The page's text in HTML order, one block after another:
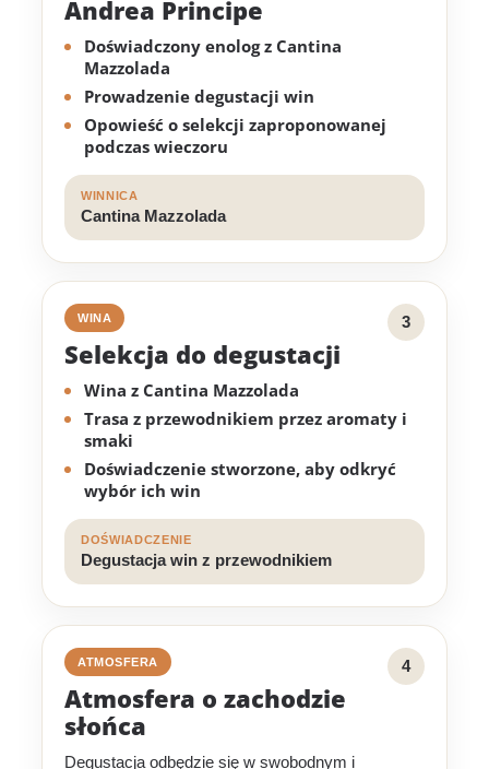
Andrea Principe
Doświadczony enolog z Cantina
Mazzolada
Prowadzenie degustacji win
Opowieść o selekcji zaproponowanej
podczas wieczoru
WINNICA
Cantina Mazzolada
WINA 3
Selekcja do degustacji
Wina z Cantina Mazzolada
Trasa z przewodnikiem przez aromaty i
smaki
Doświadczenie stworzone, aby odkryć
wybór ich win
DOŚWIADCZENIE
Degustacja win z przewodnikiem
ATMOSFERA 4
Atmosfera o zachodzie
słońca
Degustacja odbędzie się w swobodnym i